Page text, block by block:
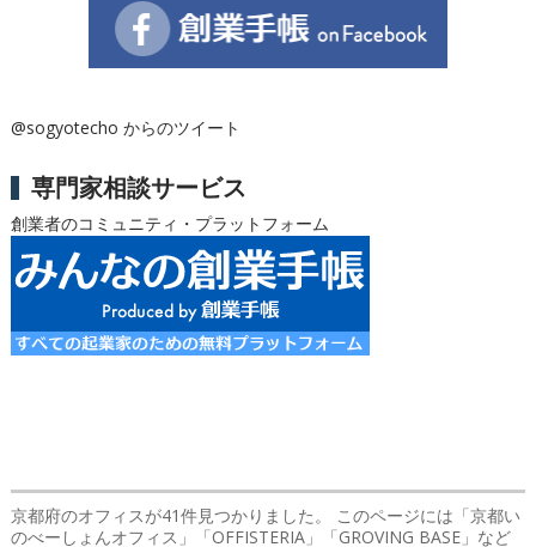
@sogyotecho からのツイート
専門家相談サービス
創業者のコミュニティ・プラットフォーム
京都府のオフィスが41件見つかりました。 このページには「京都い
のべーしょんオフィス」「OFFISTERIA」「GROVING BASE」など